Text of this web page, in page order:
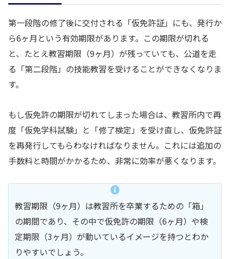
第一段階の修了後に交付される「仮免許証」にも、発行か
ら6ヶ月という有効期限があります。この期限が切れる
と、たとえ教習期限（9ヶ月）が残っていても、公道を走
る「第二段階」の技能教習を受けることができなくなりま
す。
もし仮免許の期限が切れてしまった場合は、教習所内で再
度「仮免学科試験」と「修了検定」を受け直し、仮免許証
を再発行してもらわなければなりません。これには追加の
手数料と時間がかかるため、非常に効率が悪くなります。
教習期限（9ヶ月）は教習所を卒業するための「箱」
の期間であり、その中で仮免許の期限（6ヶ月）や検
定期限（3ヶ月）が動いているイメージを持つとわか
りやすいでしょう。